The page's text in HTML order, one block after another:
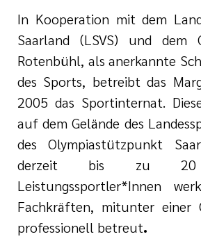
In Kooperation mit dem
Saarland (LSVS) und dem
Rotenbühl, als anerkannte
des Sports, betreibt das
2005 das Sportinternat.
auf dem Gelände des
des Olympiastützpunkt
derzeit bis zu 20
Leistungssportler*Innen
Fachkräften, mitunter einer
professionell betreut.